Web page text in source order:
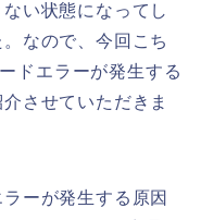
い状態になってし
なので、今回こち
ドエラーが発生する
させていただきま
ーが発生する原因